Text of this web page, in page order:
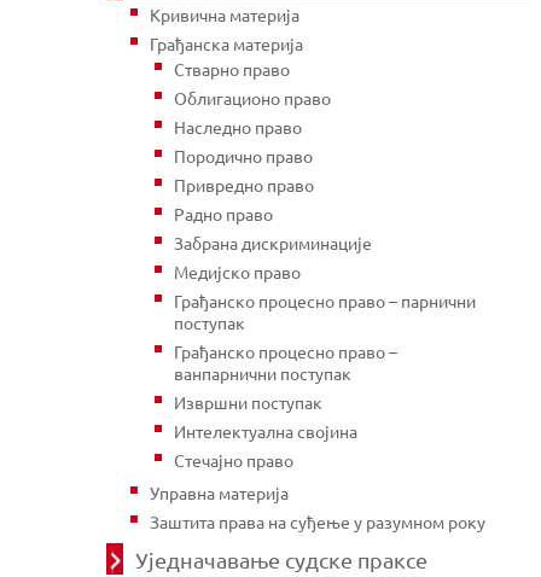
Кривична материја
Грађанска материја
Стварно право
Облигационо право
Наследно право
Породично право
Привредно право
Радно право
Забрана дискриминације
Медијско право
Грађанско процесно право – парнични
поступак
Грађанско процесно право –
ванпарнични поступак
Извршни поступак
Интелектуална својина
Стечајно право
Управна материја
Заштита права на суђење у разумном року
Уједначавање судске праксе